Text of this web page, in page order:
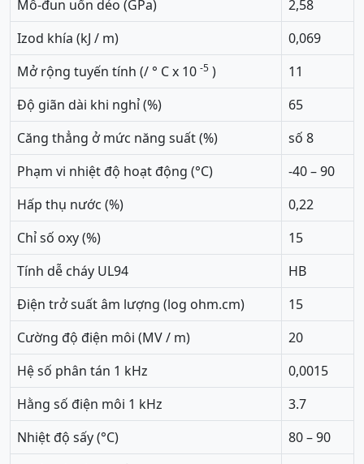
Mô-đun uốn dẻo (GPa)
2,58
Izod khía (kJ / m)
0,069
Mở rộng tuyến tính (/ ° C x 10 -5 )
11
Độ giãn dài khi nghỉ (%)
65
Căng thẳng ở mức năng suất (%)
số 8
Phạm vi nhiệt độ hoạt động (°C)
-40 – 90
Hấp thụ nước (%)
0,22
Chỉ số oxy (%)
15
Tính dễ cháy UL94
HB
Điện trở suất âm lượng (log ohm.cm)
15
Cường độ điện môi (MV / m)
20
Hệ số phân tán 1 kHz
0,0015
Hằng số điện môi 1 kHz
3.7
Nhiệt độ sấy (°C)
80 – 90